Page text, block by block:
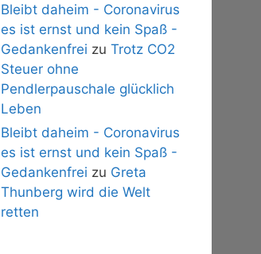
Bleibt daheim - Coronavirus
es ist ernst und kein Spaß -
Gedankenfrei zu Trotz CO2
Steuer ohne
Pendlerpauschale glücklich
Leben
Bleibt daheim - Coronavirus
es ist ernst und kein Spaß -
Gedankenfrei zu Greta
Thunberg wird die Welt
retten